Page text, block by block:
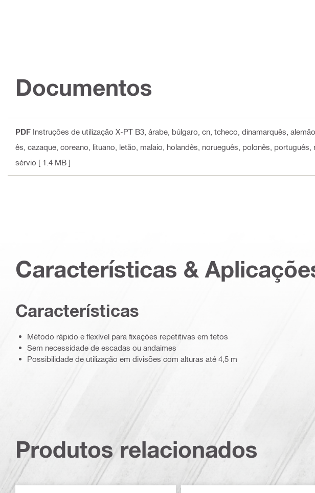
Documentos
PDF Instruções de utilização X-PT B3 , árabe, búlgaro, cn, tcheco, dinamarquês,
ês, cazaque, coreano, lituano, letão, malaio, holandês, norueguês, polonês,
sérvio [ 1.4 MB ]
Características &
Características
Método rápido e flexível para fixações repetitivas em tetos
Sem necessidade de escadas ou andaimes
Possibilidade de utilização em divisões com alturas até 4,5 m
Produtos relacionados